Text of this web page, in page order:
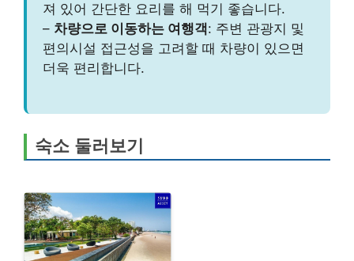
져 있어 간단한 요리를 해 먹기 좋습니다.
– 차량으로 이동하는 여행객: 주변 관광지 및
편의시설 접근성을 고려할 때 차량이 있으면
더욱 편리합니다.
숙소 둘러보기